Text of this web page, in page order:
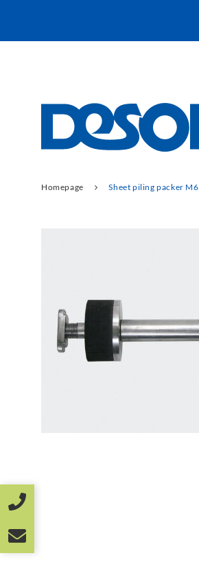
Homepage Sheet piling packer M6